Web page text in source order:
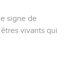
signe de
vivants qui